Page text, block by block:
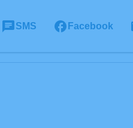
SMS Facebook